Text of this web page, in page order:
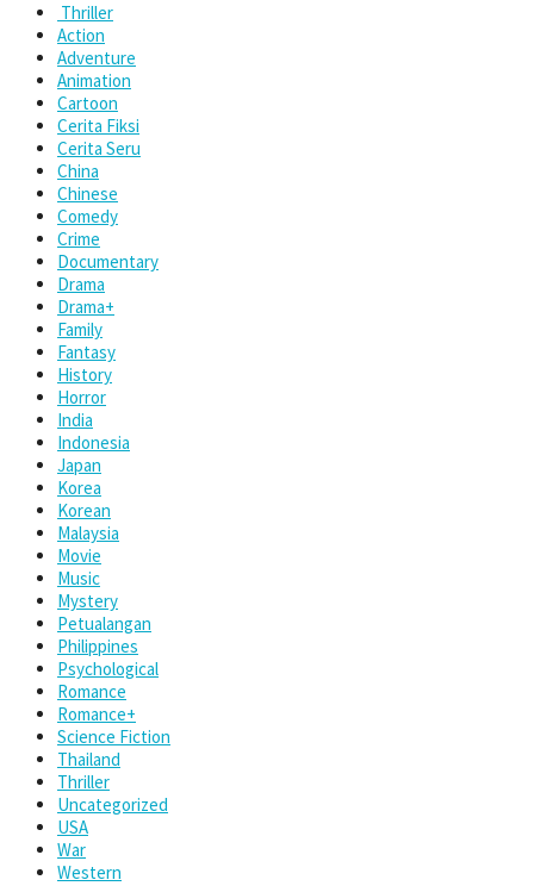
Thriller
Action
Adventure
Animation
Cartoon
Cerita Fiksi
Cerita Seru
China
Chinese
Comedy
Crime
Documentary
Drama
Drama+
Family
Fantasy
History
Horror
India
Indonesia
Japan
Korea
Korean
Malaysia
Movie
Music
Mystery
Petualangan
Philippines
Psychological
Romance
Romance+
Science Fiction
Thailand
Thriller
Uncategorized
USA
War
Western